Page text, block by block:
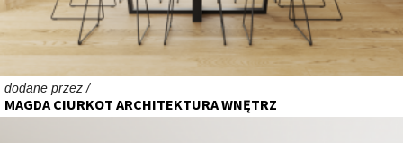
dodane przez /
MAGDA CIURKOT ARCHITEKTURA WNĘTRZ